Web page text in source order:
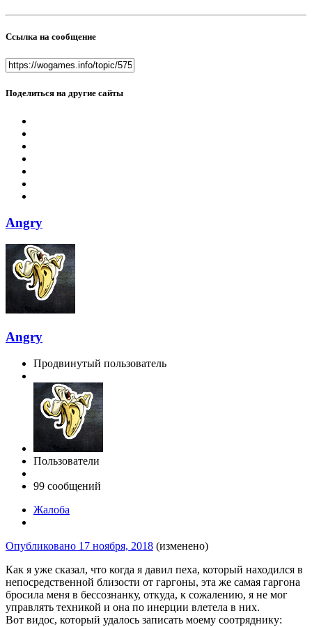
Ссылка на сообщение
Поделиться на другие сайты
Angry
Angry
Продвинутый пользователь
Пользователи
99 сообщений
Жалоба
Опубликовано 17 ноября, 2018 (изменено)
Как я уже сказал, что когда я давил пеха, который находился в
непосредственной близости от гаргоны, эта же самая гаргона
бросила меня в бессознанку, откуда, к сожалению, я не мог
управлять техникой и она по инерции влетела в них.
Вот видос, который удалось записать моему соотряднику: